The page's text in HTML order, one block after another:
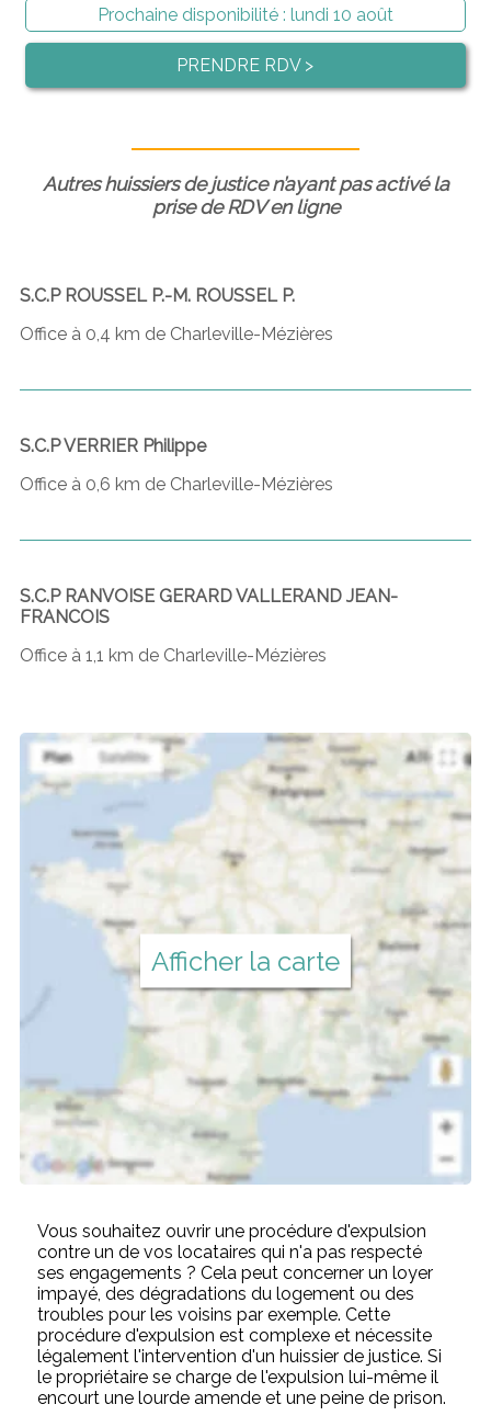
Prochaine disponibilité : lundi 10 août
PRENDRE RDV >
Autres huissiers de justice n’ayant pas activé la
prise de RDV en ligne
S.C.P ROUSSEL P.-M. ROUSSEL P.
Office à 0,4 km de Charleville-Mézières
S.C.P VERRIER Philippe
Office à 0,6 km de Charleville-Mézières
S.C.P RANVOISE GERARD VALLERAND JEAN-
FRANCOIS
Office à 1,1 km de Charleville-Mézières
Afficher la carte
Vous souhaitez ouvrir une procédure d'expulsion
contre un de vos locataires qui n'a pas respecté
ses engagements ? Cela peut concerner un loyer
impayé, des dégradations du logement ou des
troubles pour les voisins par exemple. Cette
procédure d'expulsion est complexe et nécessite
légalement l'intervention d'un huissier de justice. Si
le propriétaire se charge de l'expulsion lui-même il
encourt une lourde amende et une peine de prison.